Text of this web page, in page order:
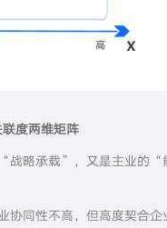
度两维矩阵
“战略承载”，又是主业的
协同性不高，但高度契合